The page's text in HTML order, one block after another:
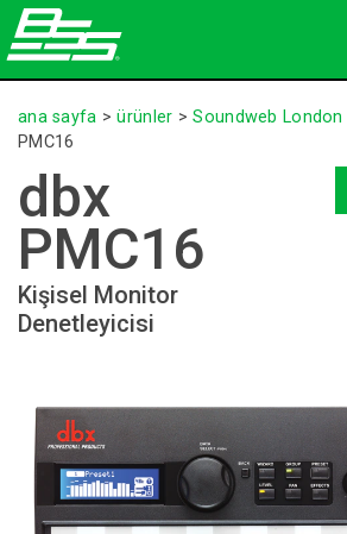
nereden satın alınır
eğitim
Tarihimiz
ana sayfa >ürünler >Soundweb London
PMC16
dbx
PMC16
Kişisel Monitor
Denetleyicisi